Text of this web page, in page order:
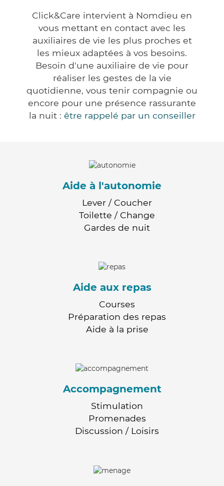
Click&Care intervient à Nomdieu en
vous mettant en contact avec les
auxiliaires de vie les plus proches et
les mieux adaptées à vos besoins.
Besoin d'une auxiliaire de vie pour
réaliser les gestes de la vie
quotidienne, vous tenir compagnie ou
encore pour une présence rassurante
la nuit : être rappelé par un conseiller
Aide à l'autonomie
Lever / Coucher
Toilette / Change
Gardes de nuit
Aide aux repas
Courses
Préparation des repas
Aide à la prise
Accompagnement
Stimulation
Promenades
Discussion / Loisirs